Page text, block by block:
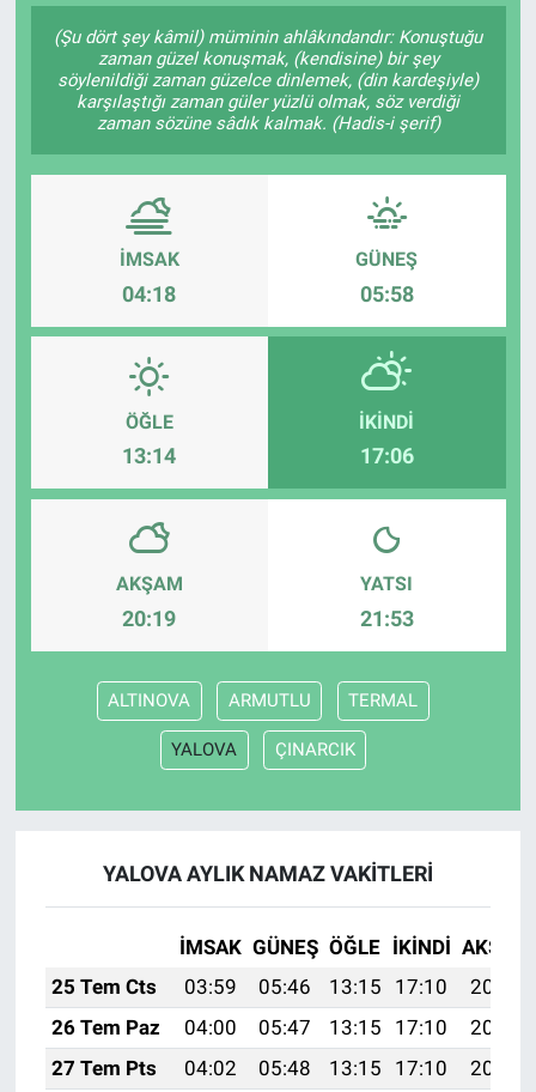
(Şu dört şey kâmil) müminin ahlâkındandır: Konuştuğu
zaman güzel konuşmak, (kendisine) bir şey
söylenildiği zaman güzelce dinlemek, (din kardeşiyle)
karşılaştığı zaman güler yüzlü olmak, söz verdiği
zaman sözüne sâdık kalmak. (Hadis-i şerif)
İMSAK
04:18
GÜNEŞ
05:58
ÖĞLE
13:14
İKINDI
17:06
AKŞAM
20:19
YATSI
21:53
ALTINOVA ARMUTLU TERMAL
YALOVA ÇINARCIK
YALOVA AYLIK NAMAZ VAKITLERI
İMSAK GÜNEŞ ÖĞLE İKINDI AKŞAM
25 Tem Cts
03:59 05:46 13:15 17:10
20:33
26 Tem Paz
04:00 05:47 13:15 17:10
20:32
27 Tem Pts
04:02 05:48 13:15 17:10
20:31
SAĞLIK
EKONOMİ
ÖZEL HABER
Keşfet
MANŞET
RESMİ İLANLAR
Bize ulaşın
İletişim/Künye
Yaşam
Gözden Kaçmasın